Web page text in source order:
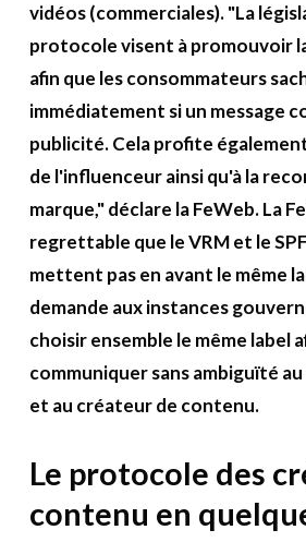
vidéos (commerciales). "La
protocole visent à promouvoir
afin que les consommateurs
immédiatement si un message
publicité. Cela profite
de l'influenceur ainsi qu'à la
marque," déclare la FeWeb. La
regrettable que le VRM et le
mettent pas en avant le même
demande aux instances
choisir ensemble le même label
communiquer sans ambiguïté
et au créateur de contenu.
Le protocole des
contenu en